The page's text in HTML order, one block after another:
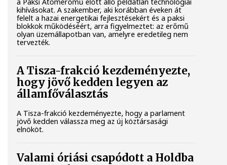
kihívásokat. A szakember, aki korábban éveken át
felelt a hazai energetikai fejlesztésekért és a paksi
blokkok működéséért, arra figyelmeztet: az erőmű
olyan üzemállapotban van, amelyre eredetileg nem
tervezték.
A Tisza-frakció kezdeményezte,
hogy jövő kedden legyen az
államfőválasztás
A Tisza-frakció kezdeményezte, hogy a parlament
jövő kedden válassza meg az új köztársasági
elnököt.
Valami óriási csapódott a Holdba